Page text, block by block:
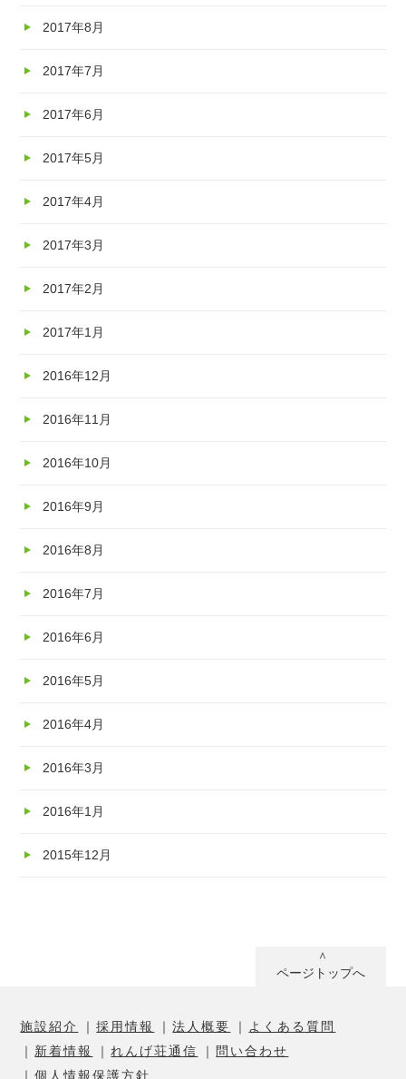
2017年8月
2017年7月
2017年6月
2017年5月
2017年4月
2017年3月
2017年2月
2017年1月
2016年12月
2016年11月
2016年10月
2016年9月
2016年8月
2016年7月
2016年6月
2016年5月
2016年4月
2016年3月
2016年1月
2015年12月
ページトップへ
施設紹介 採用情報 法人概要
よくある質問
新着情報
れんげ荘通信
問い合わせ
個人情報保護方針